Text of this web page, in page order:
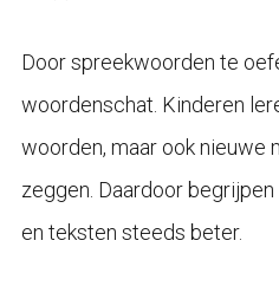
Door spreekwoorden te
woordenschat. Kinderen
woorden, maar ook nieuwe
zeggen. Daardoor
en teksten steeds beter.